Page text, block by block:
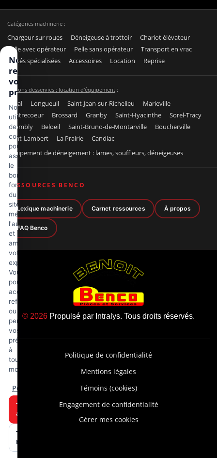
Catégories machinerie :
Chargeur sur roues Déneigeuse à trottoir
Chariot élévateur
Pelle avec opérateur
Pelle sans opérateur
Transport en vrac
Unités spécialisées
Accessoires Location Reprise
Régions desservies : location d'équipement :
Laval Longueuil Saint-Jean-sur-Richelieu
Marieville
Contrecoeur
Brossard Granby Saint-Hyacinthe
Sorel-Tracy
Chambly
Beloeil Saint-Bruno-de-Montarville
Boucherville
Saint-Lambert
La Prairie
Candiac
Équipement de déneigement : lames, souffleurs, déneigeuses
RESSOURCES BENCO
Lexique machinerie Carnet ressources À propos
FAQ Benco
© 2026 Propulsé par Intralys. Tous droits réservés.
Politique de confidentialité
Mentions légales
Témoins (cookies)
Engagement de confidentialité
Gérer mes cookies
Nous
respectons
votre vie
privée
Nous
utilisons
des
cookies
pour
assurer
le
bon
fonctionnement
du
site,
mesurer
l'audience
et
améliorer
votre
expérience.
Vous
pouvez
accepter,
refuser
ou
personnaliser
vos
préférences
à
tout
moment.
Personnaliser
Tout
refuser
Tout
accepter